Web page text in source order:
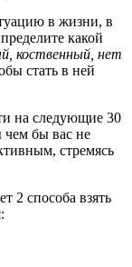
в жизни, в
какой
коственный, нет
стать в ней
на следующие 30
чем бы вас не
стремясь
2 способа взять